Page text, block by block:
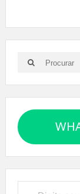
Search
for:
Search
Digite seu e-mail…